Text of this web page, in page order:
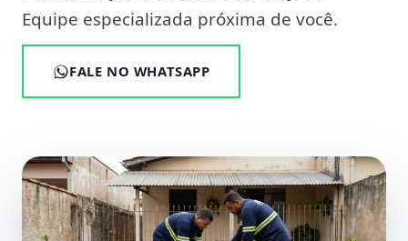
Equipe especializada próxima de você.
FALE NO WHATSAPP